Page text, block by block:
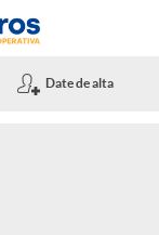
Date de alta